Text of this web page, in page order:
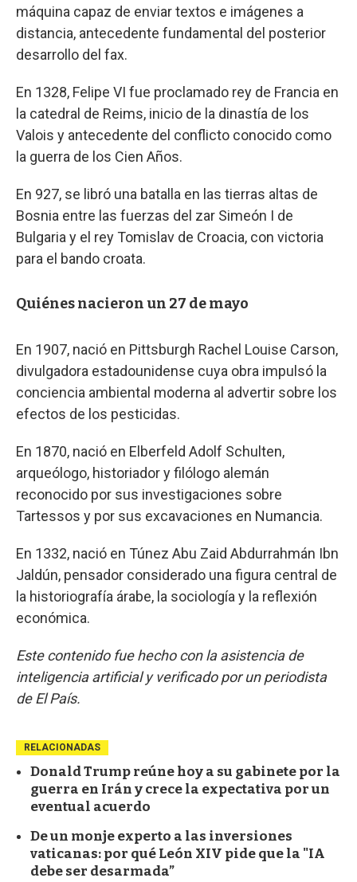
máquina capaz de enviar textos e imágenes a
distancia, antecedente fundamental del posterior
desarrollo del fax.
En 1328, Felipe VI fue proclamado rey de Francia en
la catedral de Reims, inicio de la dinastía de los
Valois y antecedente del conflicto conocido como
la guerra de los Cien Años.
En 927, se libró una batalla en las tierras altas de
Bosnia entre las fuerzas del zar Simeón I de
Bulgaria y el rey Tomislav de Croacia, con victoria
para el bando croata.
Quiénes nacieron un 27 de mayo
En 1907, nació en Pittsburgh Rachel Louise Carson,
divulgadora estadounidense cuya obra impulsó la
conciencia ambiental moderna al advertir sobre los
efectos de los pesticidas.
En 1870, nació en Elberfeld Adolf Schulten,
arqueólogo, historiador y filólogo alemán
reconocido por sus investigaciones sobre
Tartessos y por sus excavaciones en Numancia.
En 1332, nació en Túnez Abu Zaid Abdurrahmán Ibn
Jaldún, pensador considerado una figura central de
la historiografía árabe, la sociología y la reflexión
económica.
Este contenido fue hecho con la asistencia de
inteligencia artificial y verificado por un periodista
de El País.
RELACIONADAS
Donald Trump reúne hoy a su gabinete por la
guerra en Irán y crece la expectativa por un
eventual acuerdo
De un monje experto a las inversiones
vaticanas: por qué León XIV pide que la "IA
debe ser desarmada”